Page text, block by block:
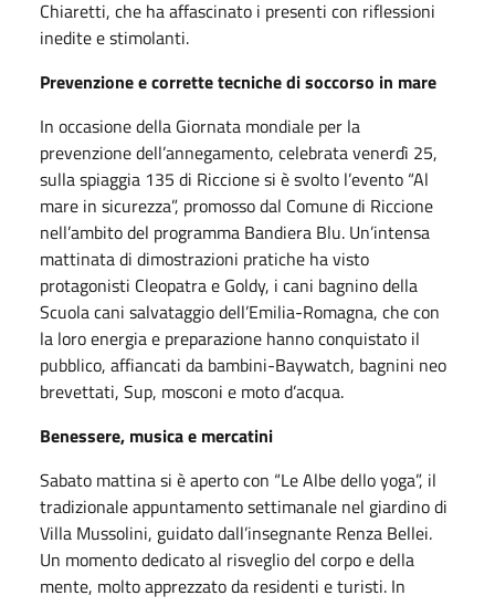
Chiaretti, che ha affascinato i presenti con riflessioni
inedite e stimolanti.
Prevenzione e corrette tecniche di soccorso in mare
In occasione della Giornata mondiale per la
prevenzione dell’annegamento, celebrata venerdì 25,
sulla spiaggia 135 di Riccione si è svolto l’evento “Al
mare in sicurezza”, promosso dal Comune di Riccione
nell’ambito del programma Bandiera Blu. Un’intensa
mattinata di dimostrazioni pratiche ha visto
protagonisti Cleopatra e Goldy, i cani bagnino della
Scuola cani salvataggio dell’Emilia-Romagna, che con
la loro energia e preparazione hanno conquistato il
pubblico, affiancati da bambini-Baywatch, bagnini neo
brevettati, Sup, mosconi e moto d’acqua.
Benessere, musica e mercatini
Sabato mattina si è aperto con “Le Albe dello yoga”, il
tradizionale appuntamento settimanale nel giardino di
Villa Mussolini, guidato dall’insegnante Renza Bellei.
Un momento dedicato al risveglio del corpo e della
mente, molto apprezzato da residenti e turisti. In